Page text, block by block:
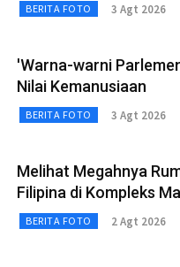
BERITA FOTO 3 Agt 2026
'Warna-warni
Nilai Kemanusiaan
BERITA FOTO 3 Agt 2026
Melihat Megahnya
Filipina di Kompleks
BERITA FOTO 2 Agt 2026